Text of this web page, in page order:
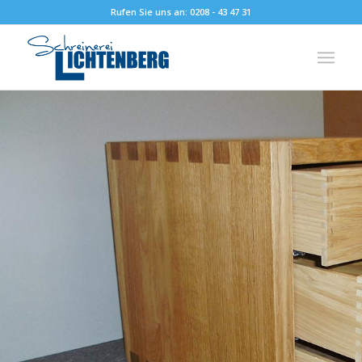
Rufen Sie uns an: 0208 - 43 47 31